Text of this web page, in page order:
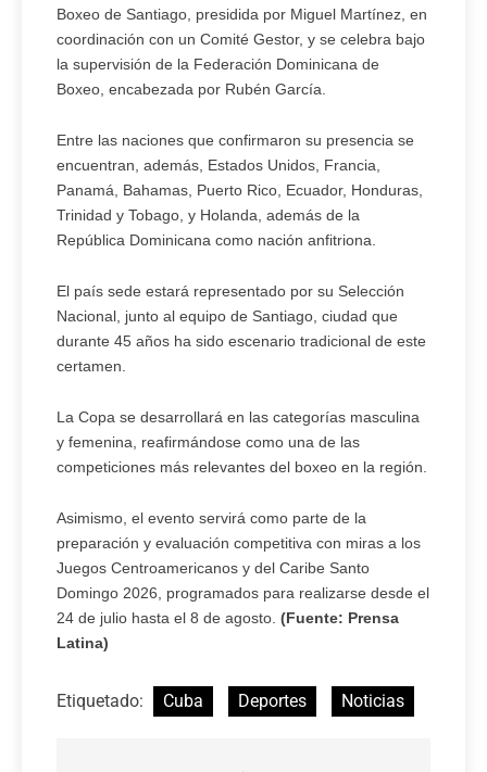
Boxeo de Santiago, presidida por Miguel Martínez, en
coordinación con un Comité Gestor, y se celebra bajo
la supervisión de la Federación Dominicana de
Boxeo, encabezada por Rubén García.
Entre las naciones que confirmaron su presencia se
encuentran, además, Estados Unidos, Francia,
Panamá, Bahamas, Puerto Rico, Ecuador, Honduras,
Trinidad y Tobago, y Holanda, además de la
República Dominicana como nación anfitriona.
El país sede estará representado por su Selección
Nacional, junto al equipo de Santiago, ciudad que
durante 45 años ha sido escenario tradicional de este
certamen.
La Copa se desarrollará en las categorías masculina
y femenina, reafirmándose como una de las
competiciones más relevantes del boxeo en la región.
Asimismo, el evento servirá como parte de la
preparación y evaluación competitiva con miras a los
Juegos Centroamericanos y del Caribe Santo
Domingo 2026, programados para realizarse desde el
24 de julio hasta el 8 de agosto. (Fuente: Prensa
Latina)
Etiquetado: Cuba Deportes Noticias